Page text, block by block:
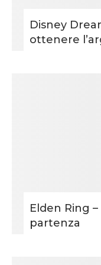
Disney
ottenere
Elden Ring
partenza